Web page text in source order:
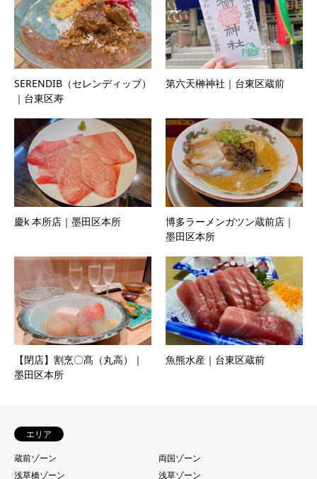
SERENDIB（セレンディッブ）
｜台東区寿
第六天榊神社｜台東区蔵前
慶k 本所店｜墨田区本所
博多ラーメンガツン蔵前店｜
墨田区本所
【閉店】割烹〇髙（丸高）｜
墨田区本所
魚熊水産｜台東区蔵前
エリア
蔵前ゾーン
両国ゾーン
浅草橋ゾーン
浅草ゾーン